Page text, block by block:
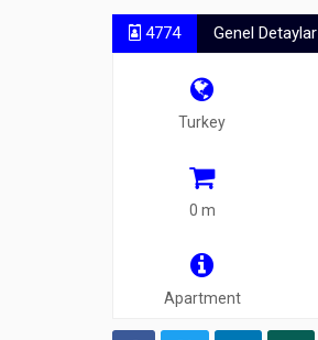
4774 Genel Detaylar
Turkey
0 m
Apartment